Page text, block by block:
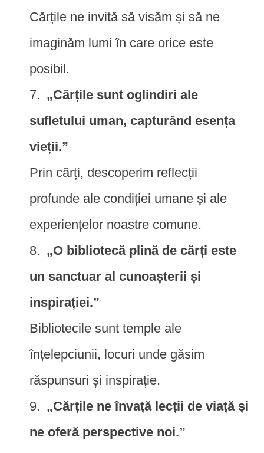
Cărțile ne invită să visăm și să ne
imaginăm lumi în care orice este
posibil.
„Cărțile sunt oglindiri ale
sufletului uman, capturând esența
vieții.”
Prin cărți, descoperim reflecții
profunde ale condiției umane și ale
experiențelor noastre comune.
„O bibliotecă plină de cărți este
un sanctuar al cunoașterii și
inspirației.”
Bibliotecile sunt temple ale
înțelepciunii, locuri unde găsim
răspunsuri și inspirație.
„Cărțile ne învață lecții de viață și
ne oferă perspective noi.”